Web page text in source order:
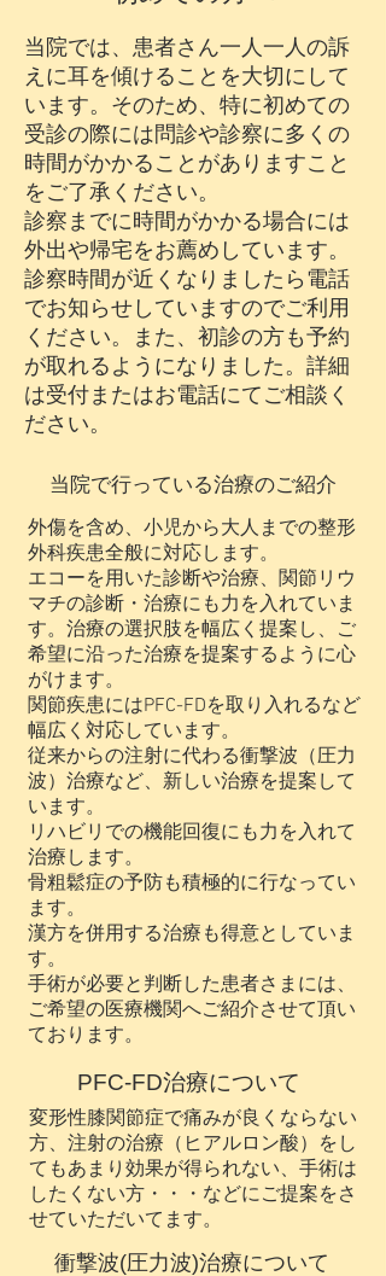
当院では、患者さん一人一人の訴
えに耳を傾けることを大切にして
います。そのため、特に初めての
受診の際には問診や診察に多くの
時間がかかることがありますこと
をご了承ください。
診察までに時間がかかる場合には
外出や帰宅をお薦めしています。
診察時間が近くなりましたら電話
でお知らせしていますのでご利用
ください。また、初診の方も予約
が取れるようになりました。詳細
は受付またはお電話にてご相談く
ださい。
当院で行っている治療のご紹介
外傷を含め、小児から大人までの整形
外科疾患全般に対応します。
エコーを用いた診断や治療、関節 リウ
マチの診断・治療にも力を入れていま
す。 ​治療の選択肢を幅広く提案し、ご
希望に沿った治療を提案するように心
がけます。
関節疾患にはPFC-FDを取り入れるなど
幅広く対応してい ます。
従来からの注射に代わる衝撃波（圧力
波）治療など、新しい治療を提案して
います。
​リハビリでの機能回復にも力を入れて
治療します。
​骨粗鬆症の予防も積極的に行なってい
ます。
漢方を併用する治療も得意としていま
す。
手術が必要と判断した患者さまには、
ご希望の医療機関へご紹介させて頂い
ております。
PFC-FD治療について
変形性膝関節症で痛みが良くならない
方、注射の治療（ヒアルロン酸）をし
てもあまり効果が得られない、手術は
したくない方・・・などにご提案をさ
せていただいてます。
衝撃波(圧力波)治療について